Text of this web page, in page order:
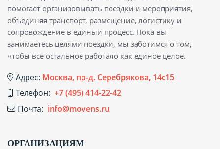
помогает организовывать поездки и мероприятия,
объединяя транспорт, размещение, логистику и
сопровождение в единый процесс. Пока вы
занимаетесь целями поездки, мы заботимся о том,
чтобы всё остальное работало как единое целое.
Адрес: Москва, пр-д. Серебрякова, 14с15
Телефон: +7 (495) 414-22-42
Почта: info@movens.ru
ОРГАНИЗАЦИЯМ